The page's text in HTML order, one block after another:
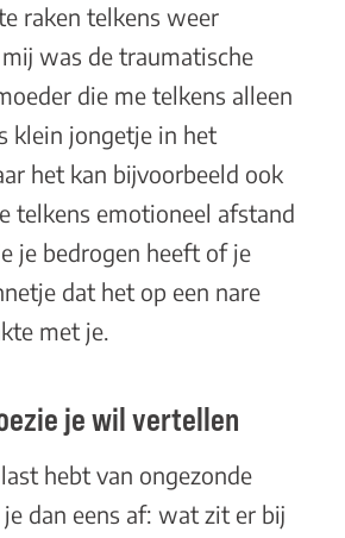
raken telkens weer
was de traumatische
die me telkens alleen
klein jongetje in het
het kan bijvoorbeeld ook
telkens emotioneel afstand
je bedrogen heeft of je
dat het op een nare
met je.
je wil vertellen
hebt van ongezonde
dan eens af: wat zit er bij